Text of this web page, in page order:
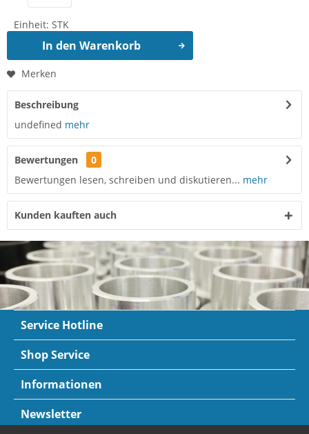
Einheit: STK
In den Warenkorb
Merken
Beschreibung
undefined mehr
Bewertungen
0
Bewertungen lesen, schreiben und diskutieren... mehr
Kunden kauften auch
Service Hotline
Shop Service
Informationen
Newsletter